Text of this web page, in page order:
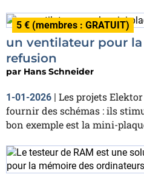
5 € (membres : GRATUIT)
un ventilateur pour
refusion
par Hans Schneider
1-01-2026 | Les projets
fournir des schémas : ils
bon exemple est la mini-